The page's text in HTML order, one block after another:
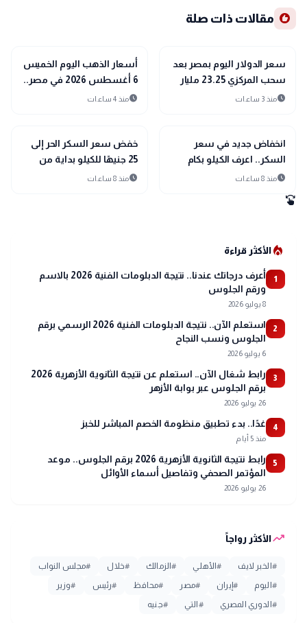
recommend مقالات ذات صلة
trending_up
اقتصاد
سعر الدولار اليوم بمصر بعد
سحب المركزي 23.25 مليار
دولار من البنوك
scheduleمنذ 3 ساعات
trending_up
اقتصاد
أسعار الذهب اليوم الخميس
6 أغسطس 2026 في مصر..
عيار 21 يسجل 5960 جنيهًا
scheduleمنذ 4 ساعات
trending_up
اقتصاد
انخفاض جديد في سعر
السكر.. اعرف الكيلو بكام
scheduleمنذ 8 ساعات
trending_up
اقتصاد
خفض سعر السكر الحر إلى
25 جنيهًا للكيلو بداية من
الخميس.. وتوسيع المنافذ
scheduleمنذ 8 ساعات
swipe
local_fire_departmentالأكثر قراءة
1
أعرف درجاتك عندنا.. نتيجة الدبلومات الفنية 2026 بالاسم
ورقم الجلوس
8 يوليو 2026
2
استعلم الآن.. نتيجة الدبلومات الفنية 2026 الرسمي برقم
الجلوس ونسب النجاح
6 يوليو 2026
3
رابط شغال الآن.. استعلم عن نتيجة الثانوية الأزهرية 2026
برقم الجلوس عبر بوابة الأزهر
26 يوليو 2026
4 غدًا.. بدء تطبيق منظومة الخصم المباشر للخبز
منذ 5 أيام
5
رابط نتيجة الثانوية الأزهرية 2026 برقم الجلوس.. موعد
المؤتمر الصحفي وتفاصيل أسماء الأوائل
26 يوليو 2026
trending_upالأكثر رواجاً
#الخبر لايف #الأهلي #الزمالك #خلال #مجلس النواب
#اليوم #إيران #مصر #محافظ #رئيس #وزير
#الدوري المصري #التي #جنيه